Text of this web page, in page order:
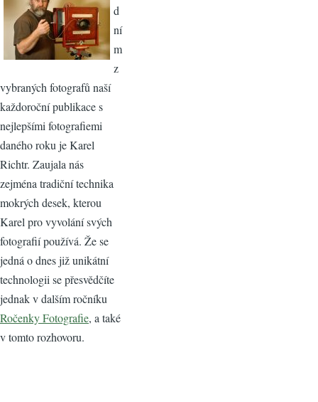
d
ní
m
z
vybraných fotografů naší
každoroční publikace s
nejlepšími fotografiemi
daného roku je Karel
Richtr. Zaujala nás
zejména tradiční technika
mokrých desek, kterou
Karel pro vyvolání svých
fotografií používá. Že se
jedná o dnes již unikátní
technologii se přesvědčíte
jednak v dalším ročníku
Ročenky Fotografie, a také
v tomto rozhovoru.